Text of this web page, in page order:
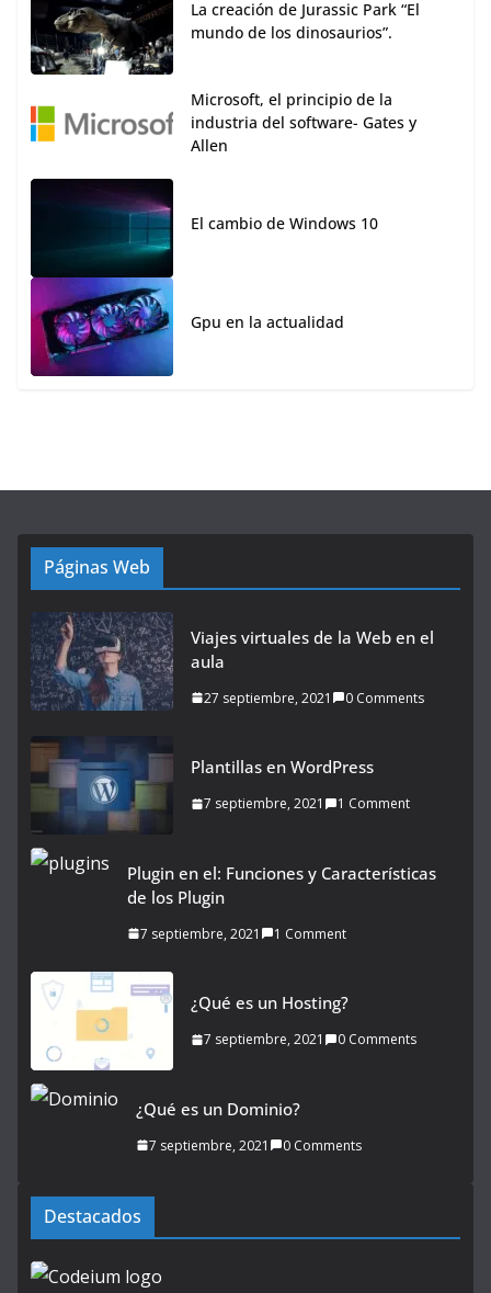
La creación de Jurassic Park “El
mundo de los dinosaurios”.
Microsoft, el principio de la
industria del software- Gates y
Allen
El cambio de Windows 10
Gpu en la actualidad
Páginas Web
Viajes virtuales de la Web en el
aula
27 septiembre, 2021 0 Comments
Plantillas en WordPress
7 septiembre, 2021 1 Comment
Plugin en el: Funciones y Características
de los Plugin
7 septiembre, 2021 1 Comment
¿Qué es un Hosting?
7 septiembre, 2021 0 Comments
¿Qué es un Dominio?
7 septiembre, 2021 0 Comments
Destacados